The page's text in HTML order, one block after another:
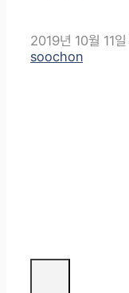
2019년 10월 11일
soochon